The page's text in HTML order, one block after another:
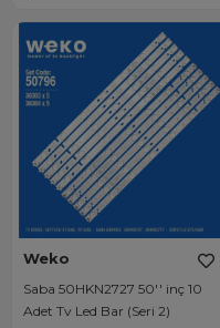
Weko
Saba 50HKN2727 50'' inç 10
Adet Tv Led Bar (Seri 2)